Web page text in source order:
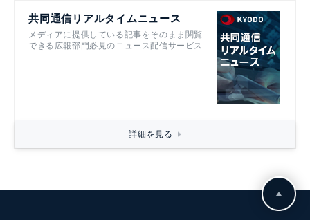
共同通信リアルタイムニュース
メディアに提供している記事をそのまま閲覧
できる広報部門必見のニュース配信サービス
詳細を見る